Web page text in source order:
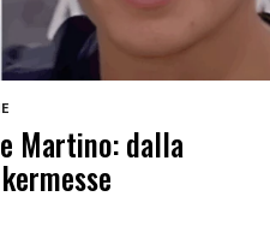
Martino: dalla